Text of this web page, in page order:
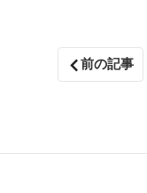
前の記事